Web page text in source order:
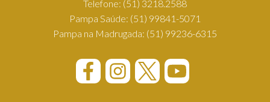
Telefone: (51) 3218.2588
Pampa Saúde: (51) 99841-5071
Pampa na Madrugada: (51) 99236-6315